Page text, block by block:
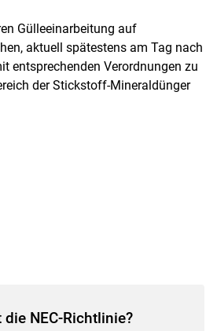
Gülleeinarbeitung auf
aktuell spätestens am Tag nach
entsprechenden Verordnungen zu
der Stickstoff-Mineraldünger
NEC-Richtlinie?